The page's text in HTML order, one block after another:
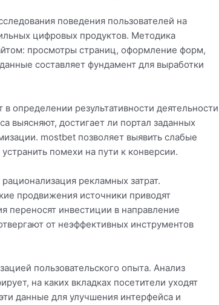
поведения пользователей на
цифровых продуктов. Методика
просмотры страниц, оформление форм,
составляет фундамент для выработки
определении результативности деятельности
выясняют, достигает ли портал заданных
mostbet позволяет выявить слабые
помехи на пути к конверсии.
рекламных затрат.
продвижения источники приводят
переносят инвестиции в направление
от неэффективных инструментов
пользовательского опыта. Анализ
на каких вкладках посетители уходят
данные для улучшения интерфейса и